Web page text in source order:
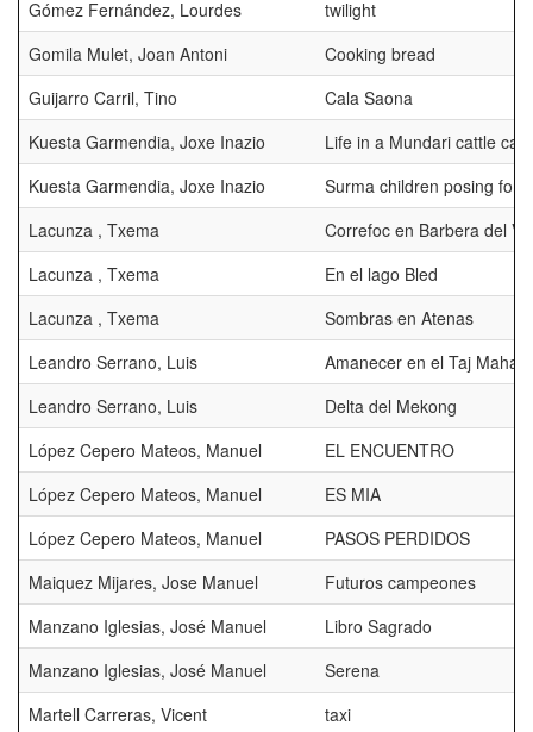
Gómez Fernández, Lourdes
twilight
Gomila Mulet, Joan Antoni
Cooking bread
Guijarro Carril, Tino
Cala Saona
Kuesta Garmendia, Joxe Inazio
Life in a Mundari cattle
Kuesta Garmendia, Joxe Inazio
Surma children posing for
Lacunza , Txema
Correfoc en Barbera del
Lacunza , Txema
En el lago Bled
Lacunza , Txema
Sombras en Atenas
Leandro Serrano, Luis
Amanecer en el Taj Mahal
Leandro Serrano, Luis
Delta del Mekong
López Cepero Mateos, Manuel
EL ENCUENTRO
López Cepero Mateos, Manuel
ES MIA
López Cepero Mateos, Manuel
PASOS PERDIDOS
Maiquez Mijares, Jose Manuel
Futuros campeones
Manzano Iglesias, José Manuel
Libro Sagrado
Manzano Iglesias, José Manuel
Serena
Martell Carreras, Vicent
taxi